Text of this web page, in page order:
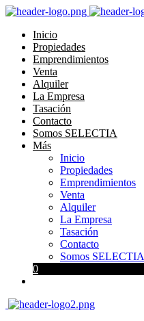
Inicio
Propiedades
Emprendimientos
Venta
Alquiler
La Empresa
Tasación
Contacto
Somos SELECTIA
Más
Inicio
Propiedades
Emprendimientos
Venta
Alquiler
La Empresa
Tasación
Contacto
Somos SELECTIA
0